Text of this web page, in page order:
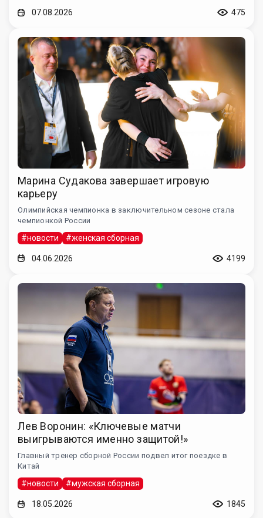
07.08.2026 475
Марина Судакова завершает игровую
карьеру
Олимпийская чемпионка в заключительном сезоне стала
чемпионкой России
#новости #женская сборная
04.06.2026 4199
Лев Воронин: «Ключевые матчи
выигрываются именно защитой!»
Главный тренер сборной России подвел итог поездке в
Китай
#новости #мужская сборная
18.05.2026 1845